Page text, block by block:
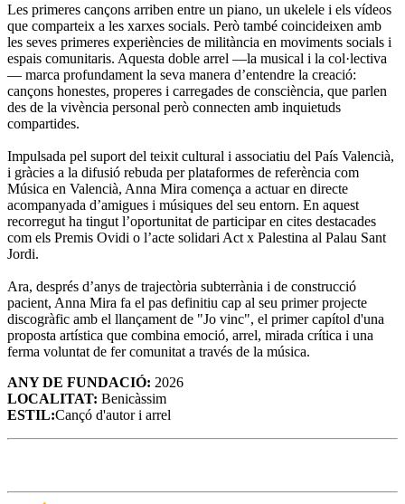
Les primeres cançons arriben entre un piano, un ukelele i els vídeos
que comparteix a les xarxes socials. Però també coincideixen amb
les seves primeres experiències de militància en moviments socials i
espais comunitaris. Aquesta doble arrel —la musical i la col·lectiva
— marca profundament la seva manera d’entendre la creació:
cançons honestes, properes i carregades de consciència, que parlen
des de la vivència personal però connecten amb inquietuds
compartides.
Impulsada pel suport del teixit cultural i associatiu del País Valencià,
i gràcies a la difusió rebuda per plataformes de referència com
Música en Valencià, Anna Mira comença a actuar en directe
acompanyada d’amigues i músiques del seu entorn. En aquest
recorregut ha tingut l’oportunitat de participar en cites destacades
com els Premis Ovidi o l’acte solidari Act x Palestina al Palau Sant
Jordi.
Ara, després d’anys de trajectòria subterrània i de construcció
pacient, Anna Mira fa el pas definitiu cap al seu primer projecte
discogràfic amb el llançament de "Jo vinc", el primer capítol d'una
proposta artística que combina emoció, arrel, mirada crítica i una
ferma voluntat de fer comunitat a través de la música.
ANY DE FUNDACIÓ: 2026
LOCALITAT: Benicàssim
ESTIL:Cançó d'autor i arrel